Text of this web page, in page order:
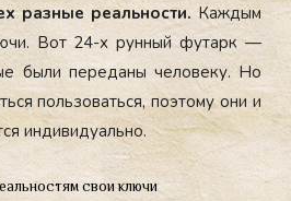
раз­ные ре­аль­нос­ти.Каж­дым
Вот 24-х рун­ный фу­тарк —
бы­ли пе­реда­ны че­лове­ку. Но
поль­зо­вать­ся, по­это­му они и
ин­ди­виду­аль­но.
свои ключи